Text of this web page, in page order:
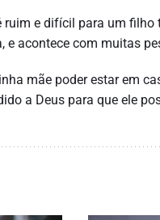
ruim e difícil para um
e acontece com muitas
mãe poder estar em
a Deus para que ele